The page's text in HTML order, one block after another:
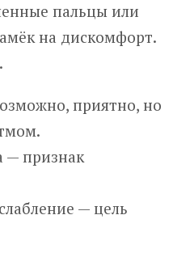
пальцы или
на дискомфорт.
приятно, но
— признак
— цель